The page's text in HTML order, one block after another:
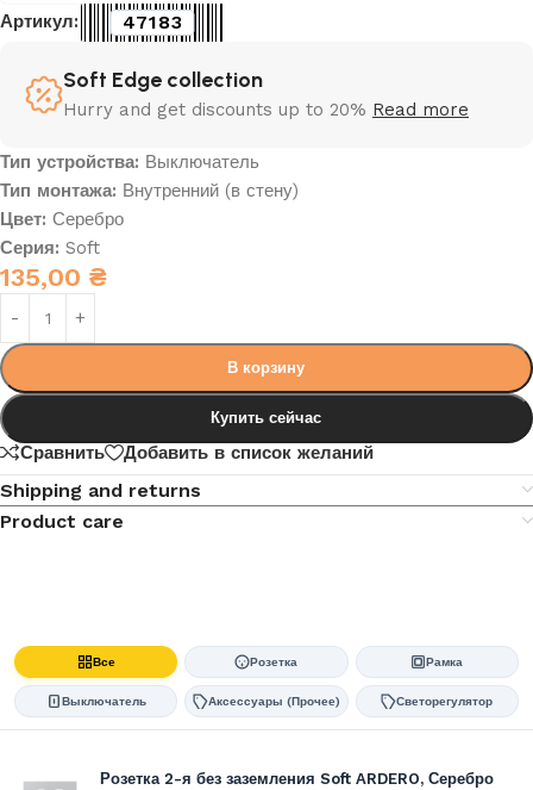
Артикул: 47183
Soft Edge collection
Hurry and get discounts up to 20% Read more
Тип устройства: Выключатель
Тип монтажа: Внутренний (в стену)
Цвет: Серебро
Серия: Soft
135,00 ₴
В корзину
Купить сейчас
Сравнить Добавить в список желаний
Shipping and returns
Product care
Все Розетка Рамка
Выключатель Аксессуары (Прочее) Светорегулятор
Розетка 2-я без заземления Soft ARDERO, Серебро